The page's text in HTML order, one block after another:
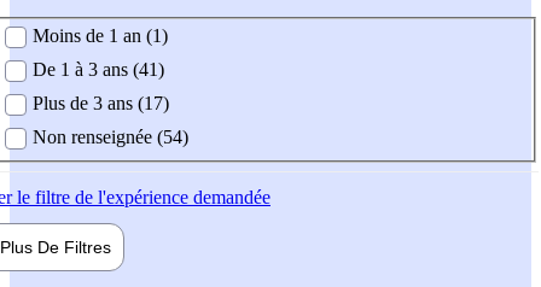
demandée
Moins de 1 an (1)
De 1 à 3 ans (41)
Plus de 3 ans (17)
Non renseignée (54)
le filtre de l'expérience demandée
Plus De Filtres